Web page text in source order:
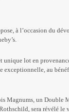
à l’occasion du
lot en
exceptionnelle, au
Magnums, un Double
sera révélé le